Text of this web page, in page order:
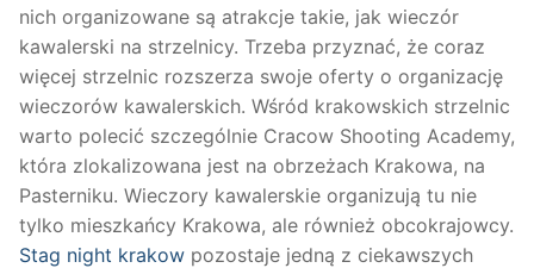
nich organizowane są atrakcje takie, jak wieczór
kawalerski na strzelnicy. Trzeba przyznać, że coraz
więcej strzelnic rozszerza swoje oferty o organizację
wieczorów kawalerskich. Wśród krakowskich strzelnic
warto polecić szczególnie Cracow Shooting Academy,
która zlokalizowana jest na obrzeżach Krakowa, na
Pasterniku. Wieczory kawalerskie organizują tu nie
tylko mieszkańcy Krakowa, ale również obcokrajowcy.
Stag night krakow pozostaje jedną z ciekawszych